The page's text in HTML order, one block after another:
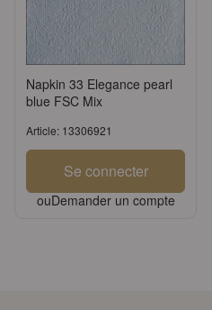
Napkin 33 Elegance pearl
blue FSC Mix
Article: 13306921
Se connecter
ouDemander un compte